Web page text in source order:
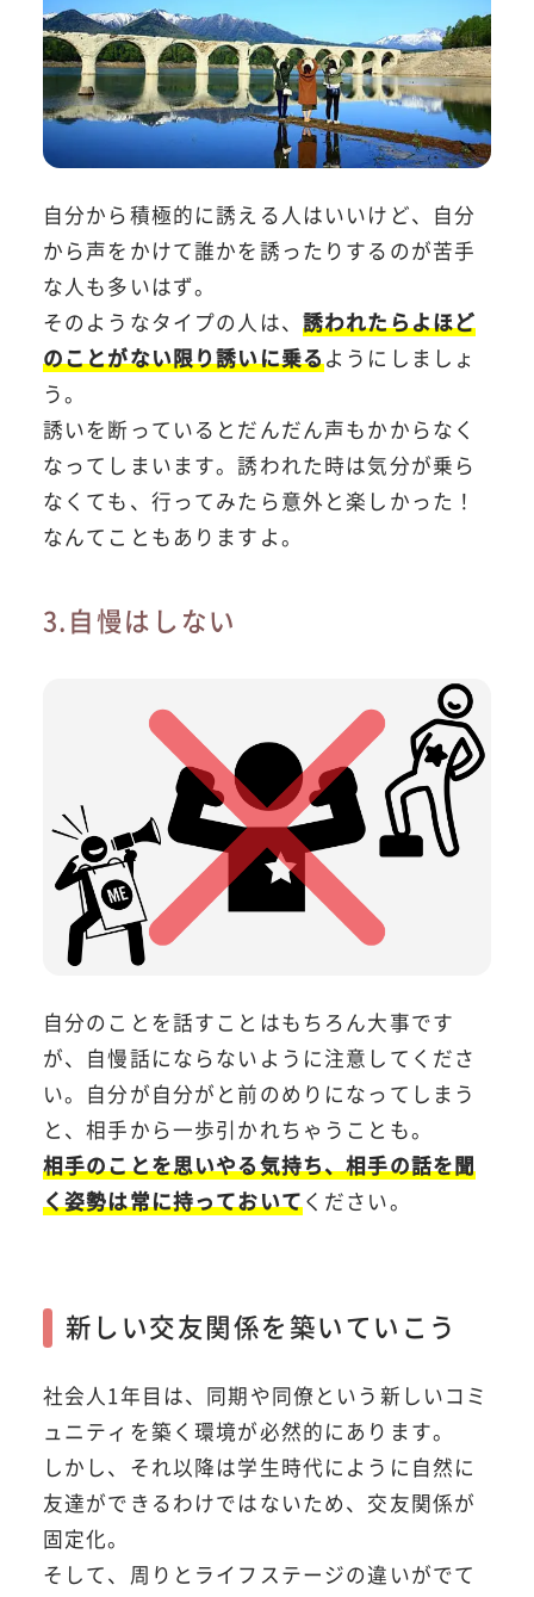
自分から積極的に誘える人はいいけど、自分
から声をかけて誰かを誘ったりするのが苦手
な人も多いはず。
そのようなタイプの人は、 誘われたらよほど
のことがない限り誘いに乗るようにしましょ
う。
誘いを断っているとだんだん声もかからなく
なってしまいます。誘われた時は気分が乗ら
なくても、行ってみたら意外と楽しかった！
なんてこともありますよ。
3.自慢はしない
自分のことを話すことはもちろん大事です
が、自慢話にならないように注意してくださ
い。自分が自分がと前のめりになってしまう
と、相手から一歩引かれちゃうことも。
相手のことを思いやる気持ち、相手の話を聞
く姿勢は常に持っておいてください。
新しい交友関係を築いていこう
社会人1年目は、同期や同僚という新しいコミ
ュニティを築く環境が必然的にあります。
しかし、それ以降は学生時代にように自然に
友達ができるわけではないため、交友関係が
固定化。
そして、周りとライフステージの違いがでて